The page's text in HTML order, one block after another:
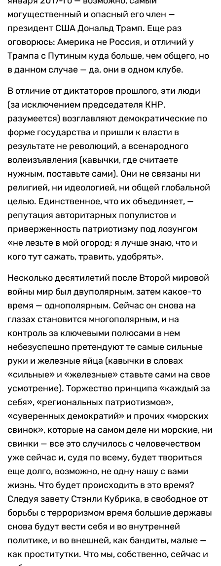
могущественный и опасный его член —
президент США Дональд Трамп. Еще раз
оговорюсь: Америка не Россия, и отличий у
Трампа с Путиным куда больше, чем общего, но
в данном случае — да, они в одном клубе.
В отличие от диктаторов прошлого, эти люди
(за исключением председателя КНР,
разумеется) возглавляют демократические по
форме государства и пришли к власти в
результате не революций, а всенародного
волеизъявления (кавычки, где считаете
нужным, поставьте сами). Они не связаны ни
религией, ни идеологией, ни общей глобальной
целью. Единственное, что их объединяет, —
репутация авторитарных популистов и
приверженность патриотизму под лозунгом
«не лезьте в мой огород: я лучше знаю, что и
кого тут сажать, травить, удобрять».
Несколько десятилетий после Второй мировой
войны мир был двуполярным, затем какое-то
время — однополярным. Сейчас он снова на
глазах становится многополярным, и на
контроль за ключевыми полюсами в нем
небезуспешно претендуют те самые сильные
руки и железные яйца (кавычки в словах
«сильные» и «железные» ставьте сами на свое
усмотрение). Торжество принципа «каждый за
себя», «региональных патриотизмов»,
«суверенных демократий» и прочих «морских
свинок», которые на самом деле ни морские, ни
свинки — все это случилось с человечеством
уже сейчас и, судя по всему, будет твориться
еще долго, возможно, не одну нашу с вами
жизнь. Что будет происходить в это время?
Следуя завету Стэнли Кубрика, в свободное от
борьбы с терроризмом время большие державы
снова будут вести себя и во внутренней
политике, и во внешней, как бандиты, малые —
как проститутки. Что мы, собственно, сейчас и